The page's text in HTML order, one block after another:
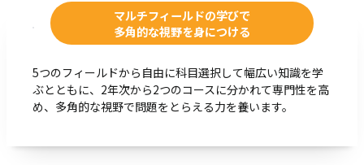
マルチフィールドの学びで
多角的な視野を身につける
5つのフィールドから自由に科目選択して幅広い知識を学
ぶとともに、2年次から2つのコースに分かれて専門性を高
め、多角的な視野で問題をとらえる力を養います。